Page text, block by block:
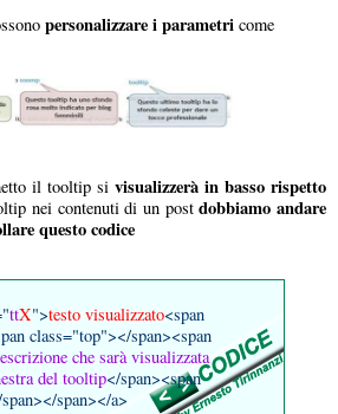
personalizzare i parametri come
il tooltip si visualizzerà in basso rispetto
nei contenuti di un postdobbiamo andare
questo codice
ttX">testo visualizzato<span
class="top"></span><span
che sarà visualizzata
del tooltip</span><span
span></a>